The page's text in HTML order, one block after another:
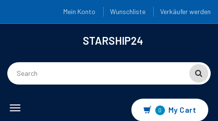
Mein Konto Wunschliste Verkäufer werden
STARSHIP24
Toggle
0 My Cart